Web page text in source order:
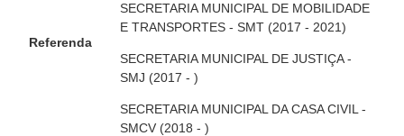
Referenda
SECRETARIA MUNICIPAL DE MOBILIDADE
E TRANSPORTES - SMT (2017 - 2021)
SECRETARIA MUNICIPAL DE JUSTIÇA -
SMJ (2017 - )
SECRETARIA MUNICIPAL DA CASA CIVIL -
SMCV (2018 - )